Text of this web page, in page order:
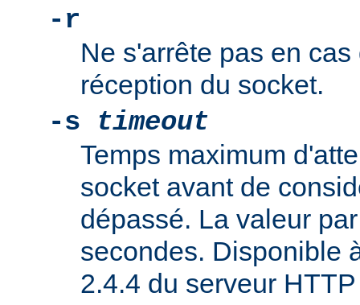
-r
Ne s'arrête pas en
réception du socket.
-s
timeout
Temps maximum
socket avant de
dépassé. La valeur
secondes. Disponible
2.4.4 du serveur